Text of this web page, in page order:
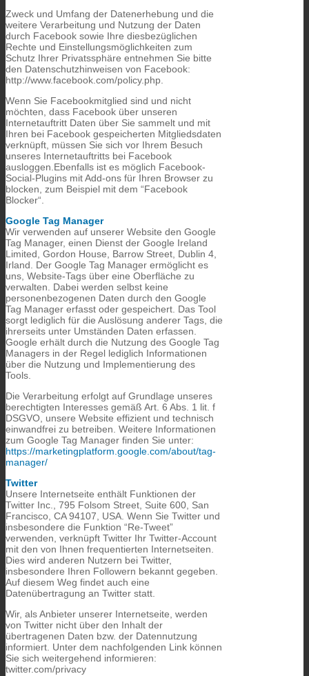
Zweck und Umfang der Datenerhebung und die
weitere Verarbeitung und Nutzung der Daten
durch Facebook sowie Ihre diesbezüglichen
Rechte und Einstellungsmöglichkeiten zum
Schutz Ihrer Privatssphäre entnehmen Sie bitte
den Datenschutzhinweisen von Facebook:
http://www.facebook.com/policy.php.
Wenn Sie Facebookmitglied sind und nicht
möchten, dass Facebook über unseren
Internetauftritt Daten über Sie sammelt und mit
Ihren bei Facebook gespeicherten Mitgliedsdaten
verknüpft, müssen Sie sich vor Ihrem Besuch
unseres Internetauftritts bei Facebook
ausloggen.Ebenfalls ist es möglich Facebook-
Social-Plugins mit Add-ons für Ihren Browser zu
blocken, zum Beispiel mit dem “Facebook
Blocker“.
Google Tag Manager
Wir verwenden auf unserer Website den Google
Tag Manager, einen Dienst der Google Ireland
Limited, Gordon House, Barrow Street, Dublin 4,
Irland. Der Google Tag Manager ermöglicht es
uns, Website-Tags über eine Oberfläche zu
verwalten. Dabei werden selbst keine
personenbezogenen Daten durch den Google
Tag Manager erfasst oder gespeichert. Das Tool
sorgt lediglich für die Auslösung anderer Tags, die
ihrerseits unter Umständen Daten erfassen.
Google erhält durch die Nutzung des Google Tag
Managers in der Regel lediglich Informationen
über die Nutzung und Implementierung des
Tools.
Die Verarbeitung erfolgt auf Grundlage unseres
berechtigten Interesses gemäß Art. 6 Abs. 1 lit. f
DSGVO, unsere Website effizient und technisch
einwandfrei zu betreiben. Weitere Informationen
zum Google Tag Manager finden Sie unter:
https://marketingplatform.google.com/about/tag-
manager/
Twitter
Unsere Internetseite enthält Funktionen der
Twitter Inc., 795 Folsom Street, Suite 600, San
Francisco, CA 94107, USA. Wenn Sie Twitter und
insbesondere die Funktion “Re-Tweet”
verwenden, verknüpft Twitter Ihr Twitter-Account
mit den von Ihnen frequentierten Internetseiten.
Dies wird anderen Nutzern bei Twitter,
insbesondere Ihren Followern bekannt gegeben.
Auf diesem Weg findet auch eine
Datenübertragung an Twitter statt.
Wir, als Anbieter unserer Internetseite, werden
von Twitter nicht über den Inhalt der
übertragenen Daten bzw. der Datennutzung
informiert. Unter dem nachfolgenden Link können
Sie sich weitergehend informieren:
twitter.com/privacy